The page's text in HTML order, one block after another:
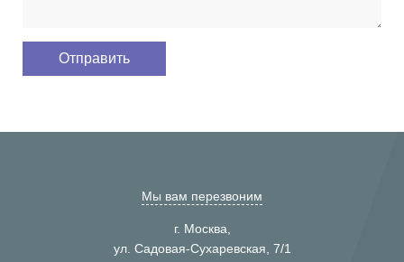
Мы вам перезвоним
г. Москва,
ул. Садовая-Сухаревская, 7/1